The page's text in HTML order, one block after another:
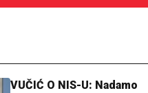
VUČIĆ O NIS-U: Nadamo